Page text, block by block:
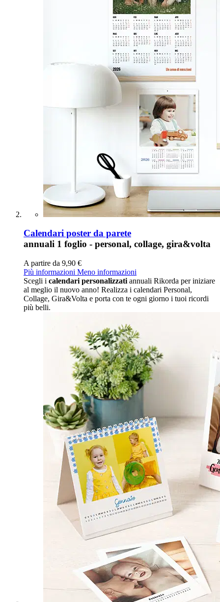
Calendari poster da parete
annuali 1 foglio - personal, collage, gira&volta
A partire da 9,90 €
Più informazioni Meno informazioni
Scegli i calendari personalizzati annuali Rikorda per iniziare
al meglio il nuovo anno! Realizza i calendari Personal,
Collage, Gira&Volta e porta con te ogni giorno i tuoi ricordi
più belli.